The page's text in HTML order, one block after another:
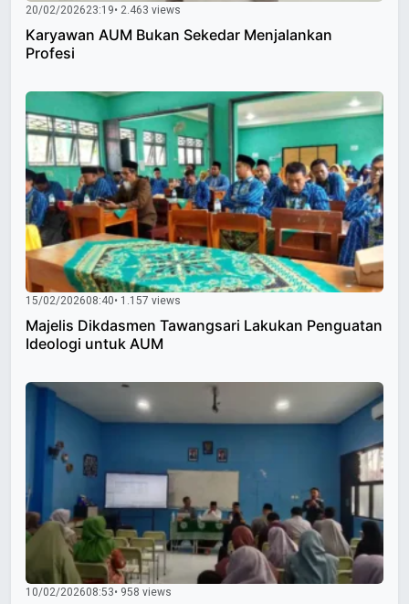
20/02/202623:19• 2.463 views
Karyawan AUM Bukan Sekedar Menjalankan
Profesi
15/02/202608:40• 1.157 views
Majelis Dikdasmen Tawangsari Lakukan Penguatan
Ideologi untuk AUM
10/02/202608:53• 958 views